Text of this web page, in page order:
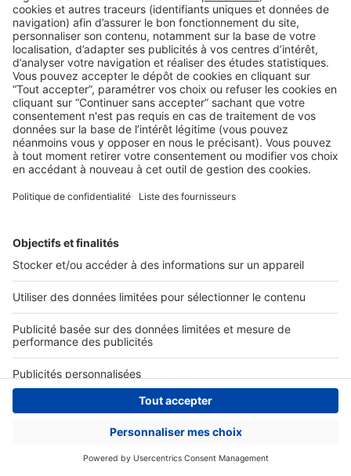
Nos solutions pro
Actualités pro
Connexion à My SeLoger Pro
Espace Presse
© 2026 SeLoger - Tous droits réservées -
CGU-Paramétrer mes cookies